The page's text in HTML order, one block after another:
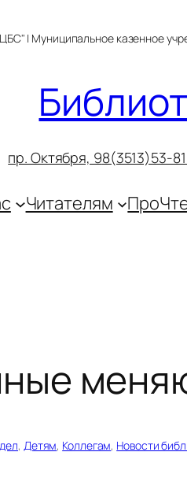
| Муниципальное казенное
пр. Октября, 98(3513)53-
Читателям
, Детям, Коллегам, Новости